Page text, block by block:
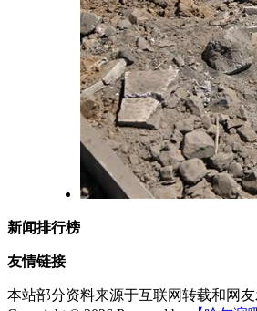
新闻排行榜
友情链接
本站部分资料来源于互联网转载和网